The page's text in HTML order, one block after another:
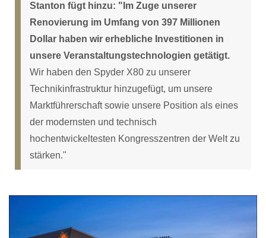
Stanton fügt hinzu: "Im Zuge unserer
Renovierung im Umfang von 397 Millionen
Dollar haben wir erhebliche Investitionen in
unsere Veranstaltungstechnologien getätigt.
Wir haben den Spyder X80 zu unserer
Technikinfrastruktur hinzugefügt, um unsere
Marktführerschaft sowie unsere Position als eines
der modernsten und technisch
hochentwickeltesten Kongresszentren der Welt zu
stärken."